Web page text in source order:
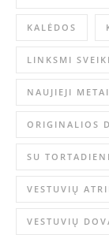
KALĖDOS
LINKSMI
NAUJIEJI METAI
ORIGINALIOS
SU
VESTUVIŲ
VESTUVIŲ